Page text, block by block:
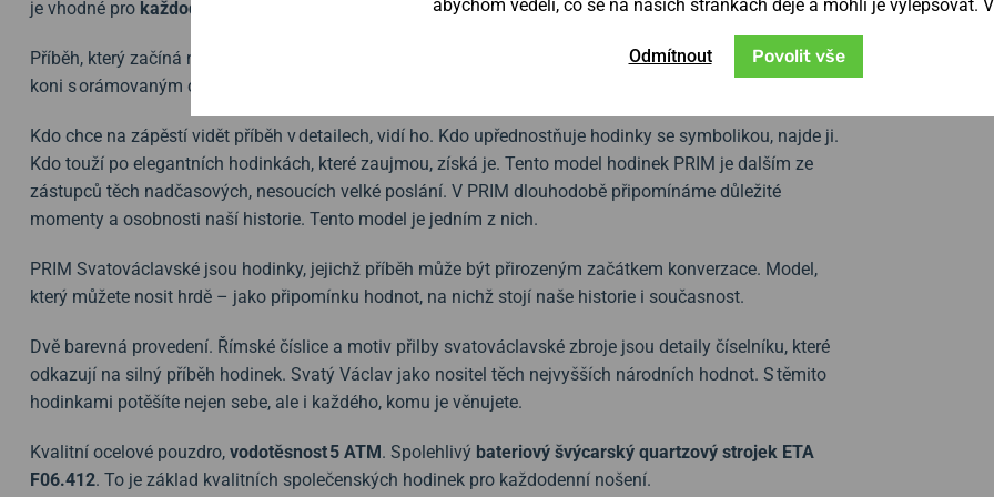
je vhodné pro každodenní i formálnější příležitosti.
Příběh, který začíná na číselníku a svoje pokračování píše na víku hodinek. Působivá grafika světce na
koni s orámovaným citátem: Ne sinas nos ac futuros interire.
Kdo chce na zápěstí vidět příběh v detailech, vidí ho. Kdo upřednostňuje hodinky se symbolikou, najde ji.
Kdo touží po elegantních hodinkách, které zaujmou, získá je. Tento model hodinek PRIM je dalším ze
zástupců těch nadčasových, nesoucích velké poslání. V PRIM dlouhodobě připomínáme důležité
momenty a osobnosti naší historie. Tento model je jedním z nich.
PRIM Svatováclavské jsou hodinky, jejichž příběh může být přirozeným začátkem konverzace. Model,
který můžete nosit hrdě – jako připomínku hodnot, na nichž stojí naše historie i současnost.
Dvě barevná provedení. Římské číslice a motiv přilby svatováclavské zbroje jsou detaily číselníku, které
odkazují na silný příběh hodinek. Svatý Václav jako nositel těch nejvyšších národních hodnot. S těmito
hodinkami potěšíte nejen sebe, ale i každého, komu je věnujete.
Kvalitní ocelové pouzdro, vodotěsnost 5 ATM. Spolehlivý bateriový švýcarský quartzový strojek ETA
F06.412. To je základ kvalitních společenských hodinek pro každodenní nošení.
abychom věděli, co se na našich stránkách děje a mohli je vylepšovat.
Odmítnout Povolit vše